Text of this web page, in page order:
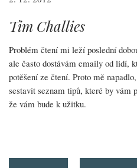
Tim Challies
Problém čtení mi leží poslední
ale často dostávám emaily od lidí,
potěšení ze čtení. Proto mě
sestavit seznam tipů, které by vám
že vám bude k užitku.